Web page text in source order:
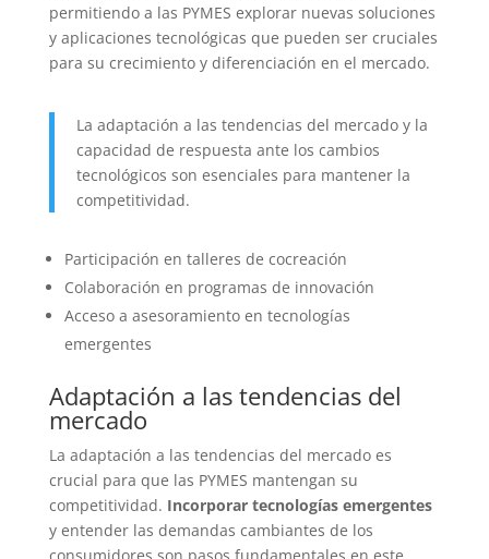
permitiendo a las PYMES explorar nuevas soluciones
y aplicaciones tecnológicas que pueden ser cruciales
para su crecimiento y diferenciación en el mercado.
La adaptación a las tendencias del mercado y la
capacidad de respuesta ante los cambios
tecnológicos son esenciales para mantener la
competitividad.
Participación en talleres de cocreación
Colaboración en programas de innovación
Acceso a asesoramiento en tecnologías
emergentes
Adaptación a las tendencias del
mercado
La adaptación a las tendencias del mercado es
crucial para que las PYMES mantengan su
competitividad. Incorporar tecnologías emergentes
y entender las demandas cambiantes de los
consumidores son pasos fundamentales en este